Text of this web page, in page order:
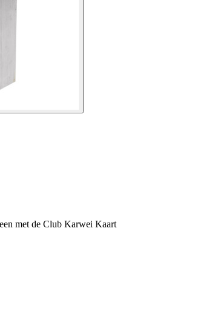
met de Club Karwei Kaart